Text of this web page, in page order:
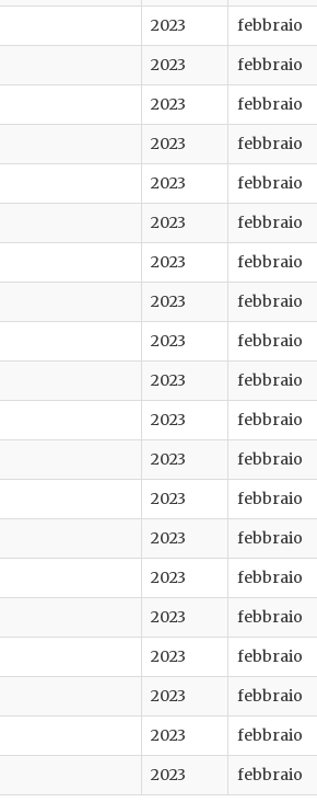
2023 febbraio
2023 febbraio
2023 febbraio
2023 febbraio
2023 febbraio
2023 febbraio
2023 febbraio
2023 febbraio
2023 febbraio
2023 febbraio
2023 febbraio
2023 febbraio
2023 febbraio
2023 febbraio
2023 febbraio
2023 febbraio
2023 febbraio
2023 febbraio
2023 febbraio
2023 febbraio